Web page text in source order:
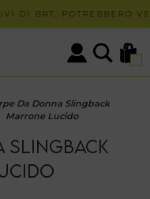
DI BRT, POTREBBERO
0
Da Donna Slingback
Marrone Lucido
SLINGBACK